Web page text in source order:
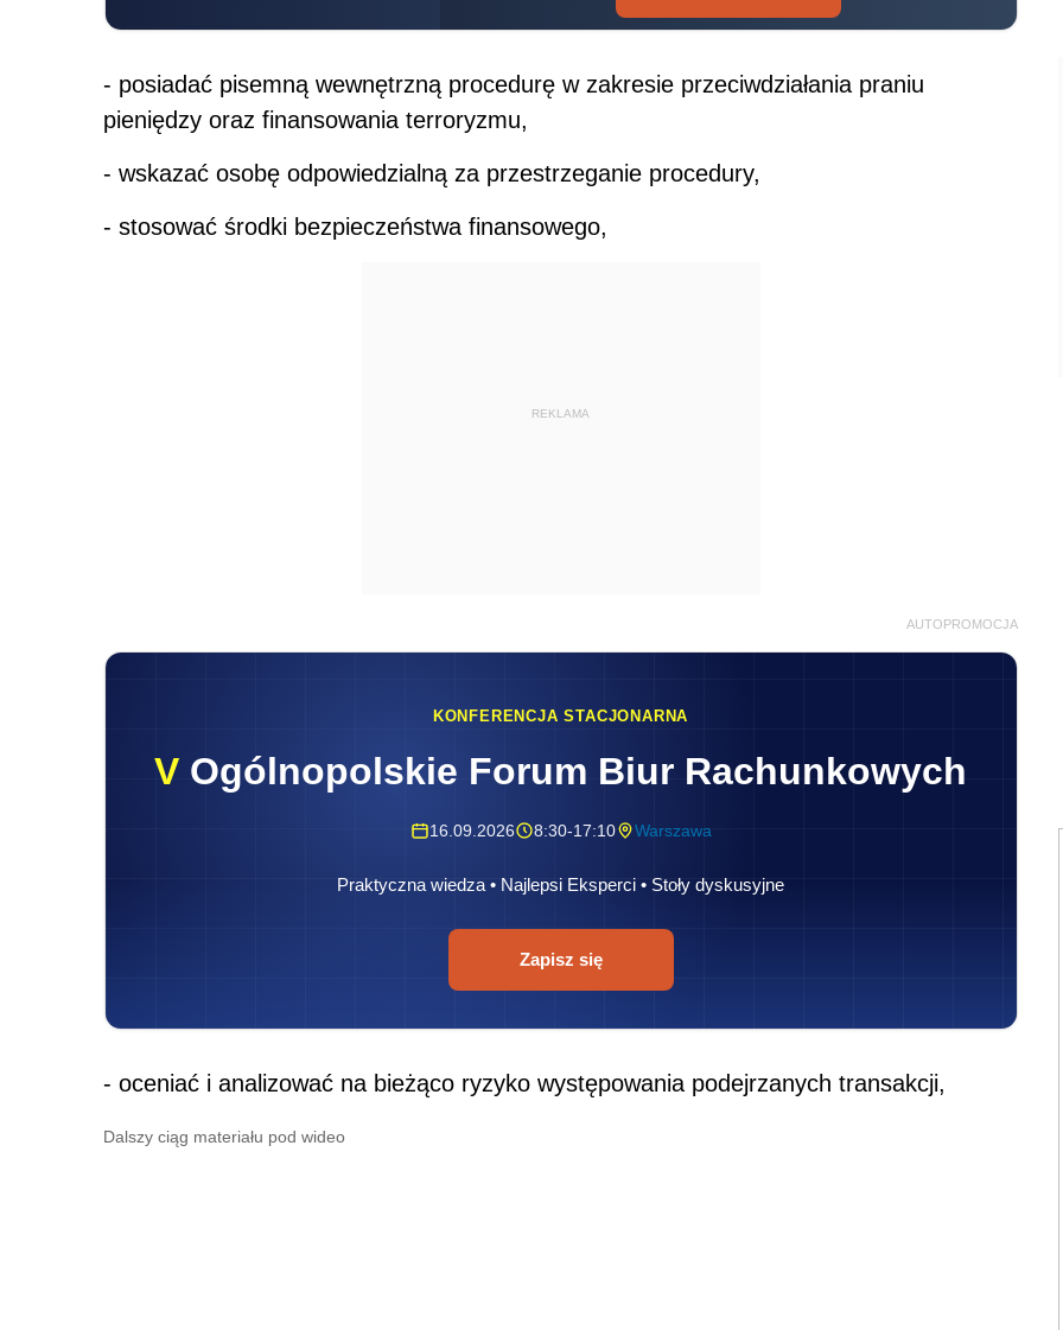
- posiadać pisemną wewnętrzną procedurę w zakresie przeciwdziałania praniu
pieniędzy oraz finansowania terroryzmu,
- wskazać osobę odpowiedzialną za przestrzeganie procedury,
- stosować środki bezpieczeństwa finansowego,
REKLAMA
AUTOPROMOCJA
KONFERENCJA STACJONARNA
V Ogólnopolskie Forum Biur Rachunkowych
16.09.2026 8:30-17:10 Warszawa
Praktyczna wiedza • Najlepsi Eksperci • Stoły dyskusyjne
Zapisz się
- oceniać i analizować na bieżąco ryzyko występowania podejrzanych transakcji,
Dalszy ciąg materiału pod wideo